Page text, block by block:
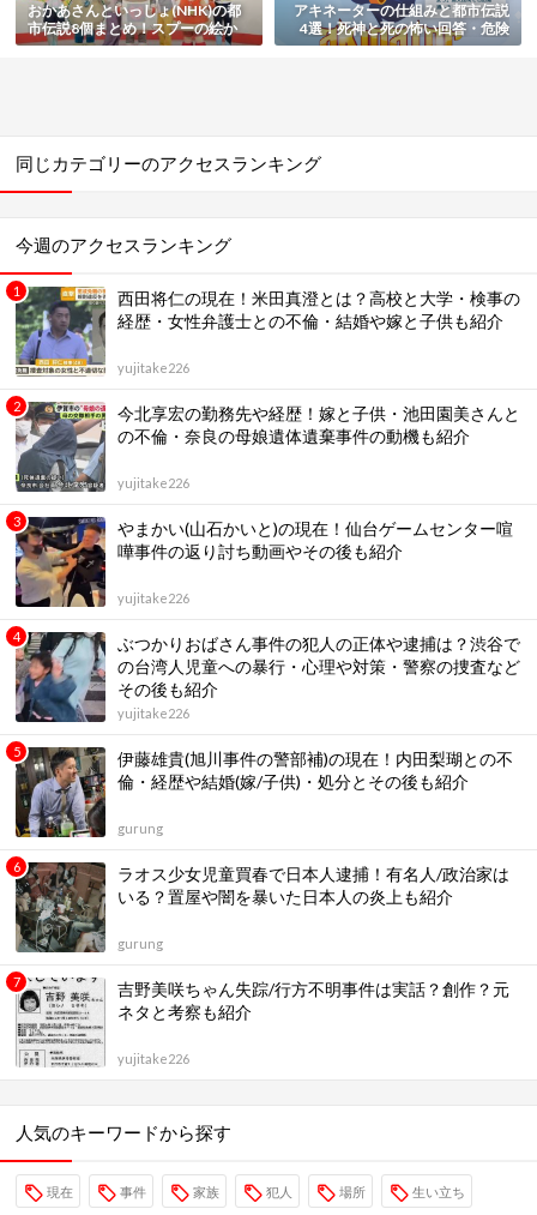
おかあさんといっしょ(NHK)の都
市伝説8個まとめ！スプーの絵か
き歌や恋愛禁止とは
アキネーターの仕組みと都市伝説
4選！死神と死の怖い回答・危険
の噂も徹底解説
同じカテゴリーのアクセスランキング
今週のアクセスランキング
西田将仁の現在！米田真澄とは？高校と大学・検事の
経歴・女性弁護士との不倫・結婚や嫁と子供も紹介
yujitake226
今北享宏の勤務先や経歴！嫁と子供・池田園美さんと
の不倫・奈良の母娘遺体遺棄事件の動機も紹介
yujitake226
やまかい(山石かいと)の現在！仙台ゲームセンター喧
嘩事件の返り討ち動画やその後も紹介
yujitake226
ぶつかりおばさん事件の犯人の正体や逮捕は？渋谷で
の台湾人児童への暴行・心理や対策・警察の捜査など
その後も紹介
yujitake226
伊藤雄貴(旭川事件の警部補)の現在！内田梨瑚との不
倫・経歴や結婚(嫁/子供)・処分とその後も紹介
gurung
ラオス少女児童買春で日本人逮捕！有名人/政治家は
いる？置屋や闇を暴いた日本人の炎上も紹介
gurung
吉野美咲ちゃん失踪/行方不明事件は実話？創作？元
ネタと考察も紹介
yujitake226
人気のキーワードから探す
現在 事件 家族 犯人 場所 生い立ち